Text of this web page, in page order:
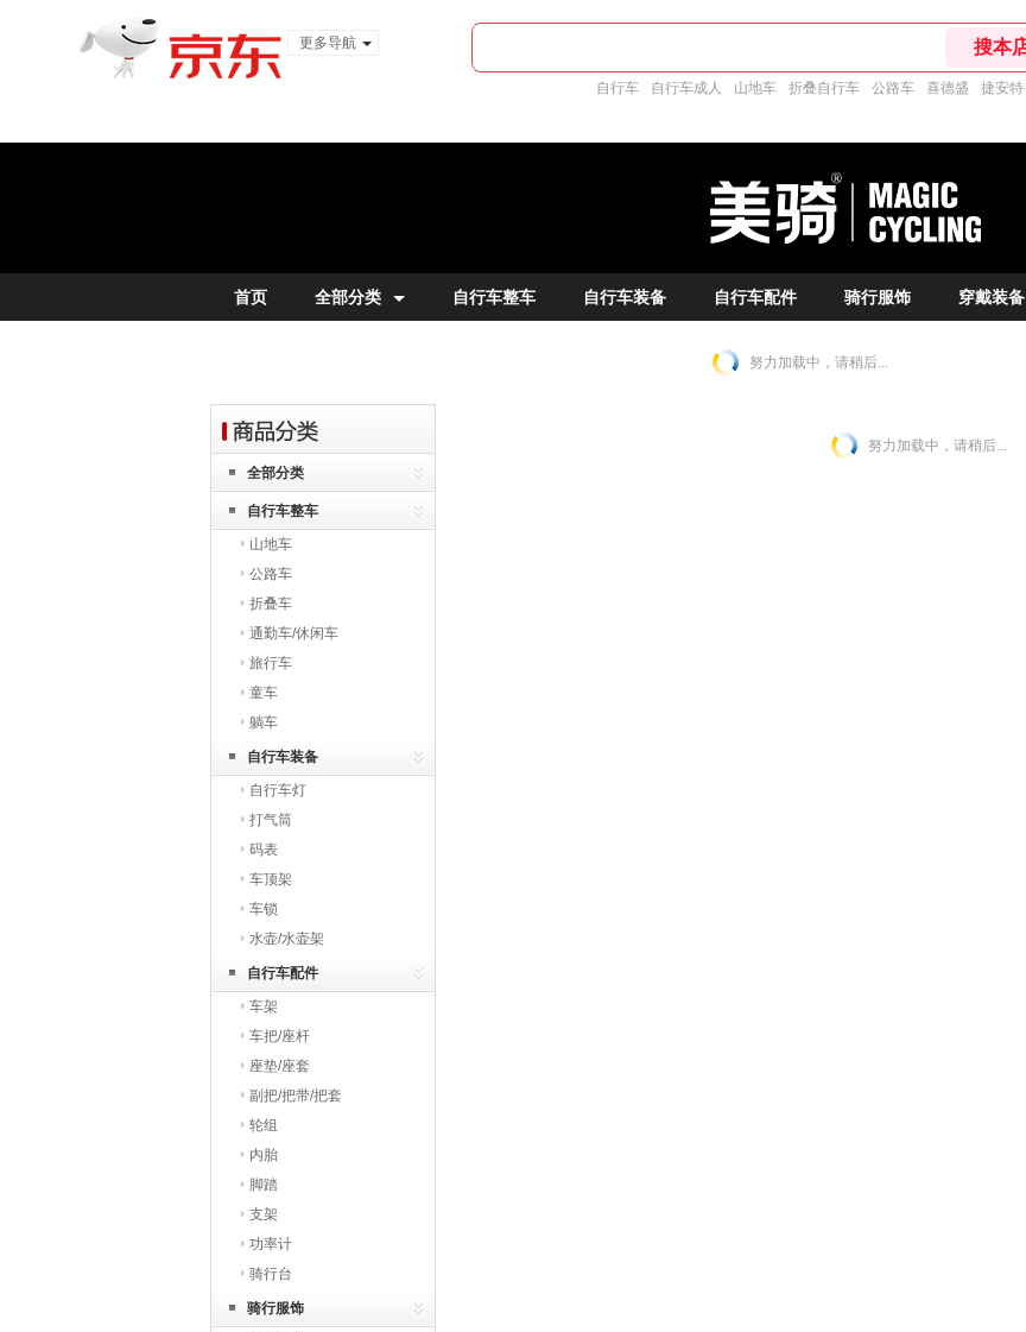
更多导航
自行车 自行车成人 山地车 折叠自行车 公路车 喜德盛 捷安特
首页 全部分类 自行车整车 自行车装备 自行车配件 骑行服饰 穿戴装备
努力加载中，请稍后...
全部分类
自行车整车
山地车
公路车
折叠车
通勤车/休闲车
旅行车
童车
躺车
自行车装备
自行车灯
打气筒
码表
车顶架
车锁
水壶/水壶架
自行车配件
车架
车把/座杆
座垫/座套
副把/把带/把套
轮组
内胎
脚踏
支架
功率计
骑行台
骑行服饰
努力加载中，请稍后...